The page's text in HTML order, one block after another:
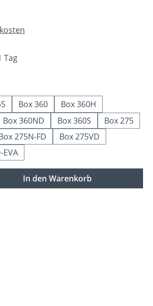
Tag
Box 360
Box 360H
Box 360ND Box 360S
Box 275
275N-FD
Box 275VD
EVA
gewünschten Wert
In den Warenkorb